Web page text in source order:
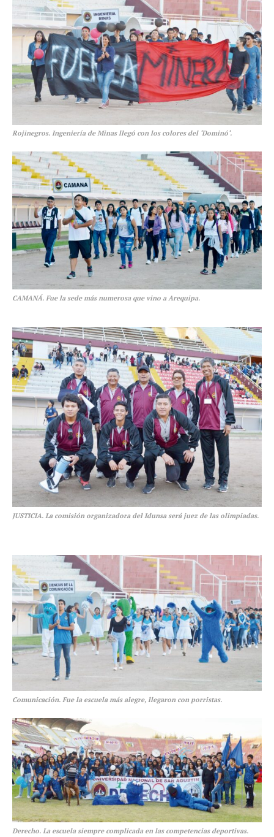
Rojinegros. Ingeniería de Minas llegó con los colores del ‘Dominó‘.
CAMANÁ. Fue la sede más numerosa que vino a Arequipa.
JUSTICIA. La comisión organizadora del Idunsa será juez de las olimpiadas.
Comunicación. Fue la escuela más alegre, llegaron con porristas.
Derecho. La escuela siempre complicada en las competencias deportivas.